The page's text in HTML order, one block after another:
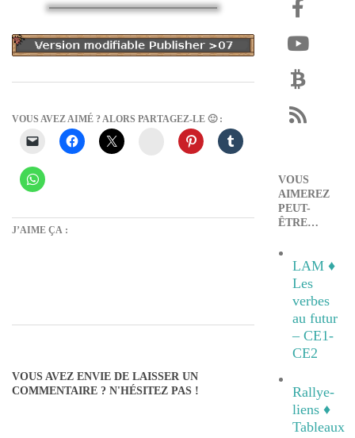
VOUS AVEZ AIMÉ ? ALORS PARTAGEZ-LE 🙂 :
Instagram
J’AIME ÇA :
24
VOUS AVEZ ENVIE DE LAISSER UN
COMMENTAIRE ? N'HÉSITEZ PAS !
VOUS
AIMEREZ
PEUT-
ÊTRE…
LAM ♦
Les
verbes
au futur
– CE1-
CE2
Rallye-
liens ♦
Tableaux